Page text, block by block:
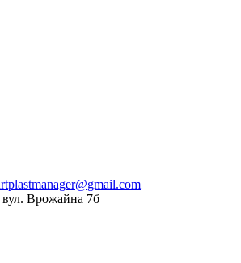
вул. Врожайна 7б